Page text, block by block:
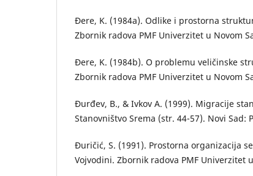
Đere, K. (1984a). Odlike i prostorna
Zbornik radova PMF Univerzitet u Novom
Đere, K. (1984b). O problemu veličinske
Zbornik radova PMF Univerzitet u Novom
Đurđev, B., & Ivkov A. (1999). Migracije
Stanovništvo Srema (str. 44-57). Novi Sad:
Đuričić, S. (1991). Prostorna organizacija
Vojvodini. Zbornik radova PMF Univerzitet